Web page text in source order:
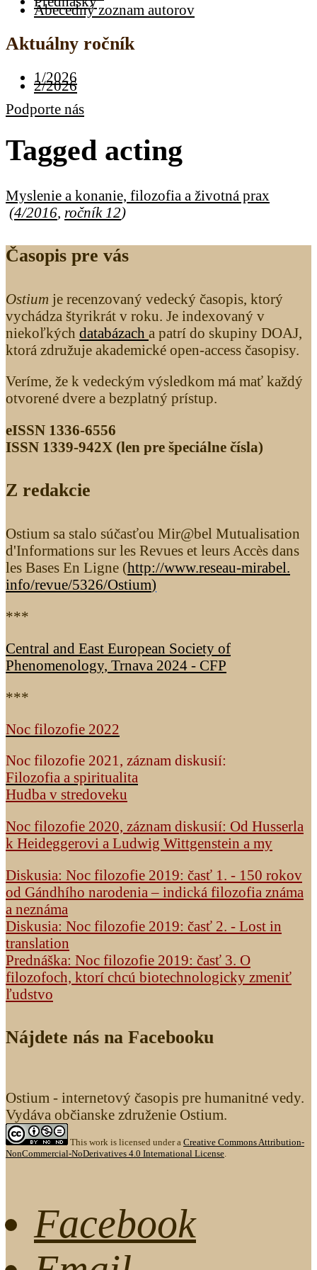
Abecedný zoznam autorov
Aktuálny ročník
1/2026
2/2026
Podporte nás
Tagged acting
Myslenie a konanie, filozofia a životná prax
(4/2016 ročník 12)
Časopis pre vás
Ostium je recenzovaný vedecký časopis, ktorý
vychádza štyrikrát v roku. Je indexovaný v
niekoľkých databázach a patrí do skupiny DOAJ,
ktorá združuje akademické open-access časopisy.
Veríme, že k vedeckým výsledkom má mať každý
otvorené dvere a bezplatný prístup.
eISSN 1336-6556
ISSN 1339­-942X (len pre špeciálne čísla)
Z redakcie
Ostium sa stalo súčasťou Mir@bel Mutualisation
d'Informations sur les Revues et leurs Accès dans
les Bases En Ligne (http://www.reseau-mirabel.
info/revue/5326/Ostium)
***
Central and East European Society of
Phenomenology, Trnava 2024 - CFP
***
Noc filozofie 2022
Noc filozofie 2021, záznam diskusií:
Filozofia a spiritualita
Hudba v stredoveku
Noc filozofie 2020, záznam diskusií: Od Husserla
k Heideggerovi a Ludwig Wittgenstein a my
Diskusia: Noc filozofie 2019: časť 1. - 150 rokov
od Gándhího narodenia – indická filozofia známa
a neznáma
Diskusia: Noc filozofie 2019: časť 2. - Lost in
translation
Prednáška: Noc filozofie 2019: časť 3. O
filozofoch, ktorí chcú biotechnologicky zmeniť
ľudstvo
Nájdete nás na Facebooku
Ostium - internetový časopis pre humanitné vedy.
Vydáva občianske združenie Ostium.
This work is licensed under a Creative Commons Attribution-
NonCommercial-NoDerivatives 4.0 International License.
Facebook